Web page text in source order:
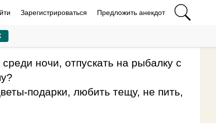
Зарегистрироваться Предложить анекдот
ночи, отпускать на рыбалку с
подарки, любить тещу, не пить,